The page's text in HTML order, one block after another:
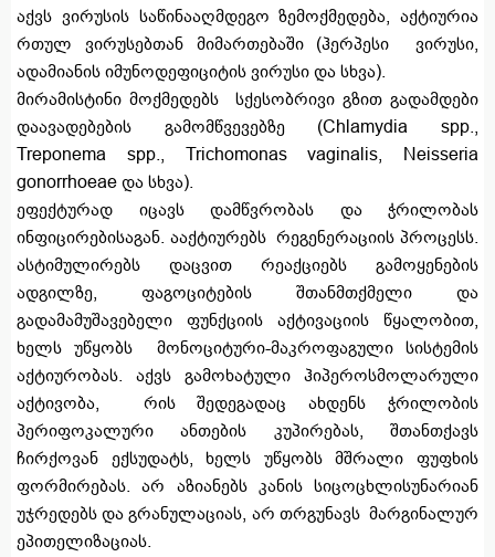
აქვს ვირუსის საწინააღმდეგო ზემოქმედება, აქტიურია
რთულ ვირუსებთან მიმართებაში (ჰერპესი ვირუსი,
ადამიანის იმუნოდეფიციტის ვირუსი და სხვა).
მირამისტინი მოქმედებს სქესობრივი გზით გადამდები
დაავადებების გამომწვევებზე (Chlamydia spp.,
Treponema spp., Trichomonas vaginalis, Neisseria
gonorrhoeae და სხვა).
ეფექტურად იცავს დამწვრობას და ჭრილობას
ინფიცირებისაგან. ააქტიურებს რეგენერაციის პროცესს.
ასტიმულირებს დაცვით რეაქციებს გამოყენების
ადგილზე, ფაგოციტების შთანმთქმელი და
გადამამუშავებელი ფუნქციის აქტივაციის წყალობით,
ხელს უწყობს მონოციტური-მაკროფაგული სისტემის
აქტიურობას. აქვს გამოხატული ჰიპეროსმოლარული
აქტივობა, რის შედეგადაც ახდენს ჭრილობის
პერიფოკალური ანთების კუპირებას, შთანთქავს
ჩირქოვან ექსუდატს, ხელს უწყობს მშრალი ფუფხის
ფორმირებას. არ აზიანებს კანის სიცოცხლისუნარიან
უჯრედებს და გრანულაციას, არ თრგუნავს მარგინალურ
ეპითელიზაციას.